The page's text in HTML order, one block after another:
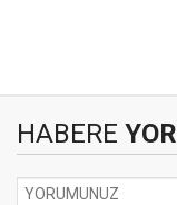
HABERE